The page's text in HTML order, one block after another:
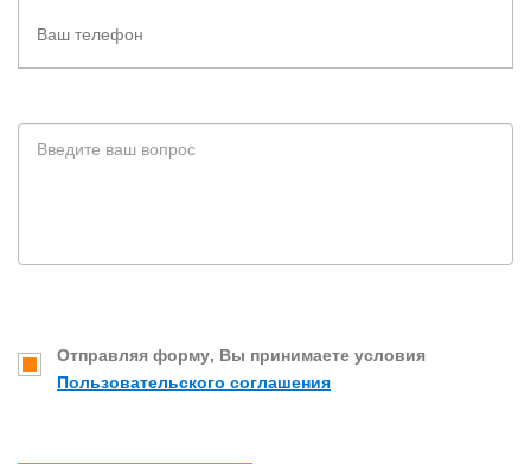
Отправляя форму, Вы принимаете условия
Пользовательского соглашения